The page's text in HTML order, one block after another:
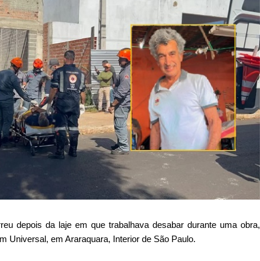
depois da laje em que trabalhava desabar durante uma obra,
Universal, em Araraquara, Interior de São Paulo.